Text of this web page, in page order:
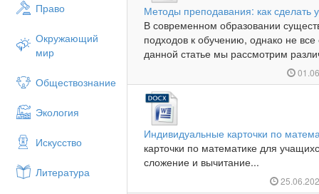
Право
Окружающий
мир
Обществознание
Экология
Искусство
Литература
Методы преподавания: как
В современном образовании
подходов к обучению, однако не
данной статье мы рассмотрим
Индивидуальные карточки по
карточки по математике для
сложение и вычитание...